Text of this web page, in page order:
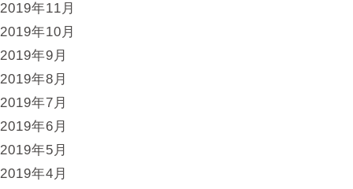
2019年11月
2019年10月
2019年9月
2019年8月
2019年7月
2019年6月
2019年5月
2019年4月